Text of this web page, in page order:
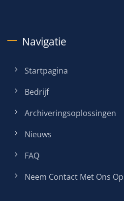
Navigatie
Startpagina
Bedrijf
Archiveringsoplossingen
Nieuws
FAQ
Neem Contact Met Ons Op